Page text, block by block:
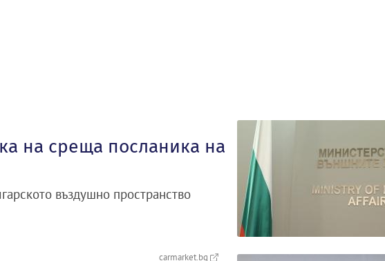
на среща посланика на
въздушно пространство
carmarket.bg